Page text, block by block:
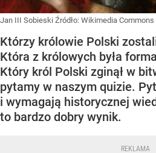
Jan III Sobieski Źródło: Wikimedia Commons
Którzy królowie Polski
Która z królowych była
Który król Polski zginął w
pytamy w naszym quizie.
i wymagają historycznej
to bardzo dobry wynik.